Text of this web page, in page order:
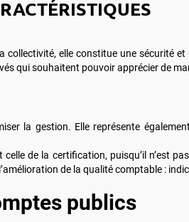
elle constitue une sécurité
qui souhaitent pouvoir apprécier de
la gestion. Elle représente
de la certification, puisqu’il n’est
de la qualité comptable :
publics